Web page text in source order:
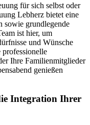
für sich selbst oder
Lebherz bietet eine
sowie grundlegende
ist hier, um
und Wünsche
Ihre Familienmitglieder
genießen
Integration Ihrer